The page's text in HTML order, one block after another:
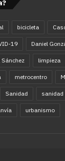
bicicleta
19 Daniel
limpieza
metrocentro
Sanidad sanidad
urbanismo